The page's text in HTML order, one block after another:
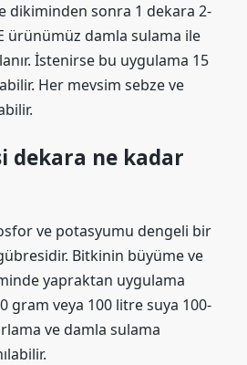
dikiminden sonra 1 dekara 2-
ürünümüz damla sulama ile
İstenirse bu uygulama 15
Her mevsim sebze ve
dekara ne kadar
ve potasyumu dengeli bir
Bitkinin büyüme ve
yapraktan uygulama
gram veya 100 litre suya 100-
ve damla sulama